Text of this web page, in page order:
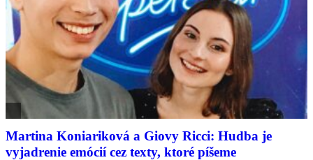
Martina Koniariková a Giovy Ricci: Hudba je
vyjadrenie emócií cez texty, ktoré píšeme